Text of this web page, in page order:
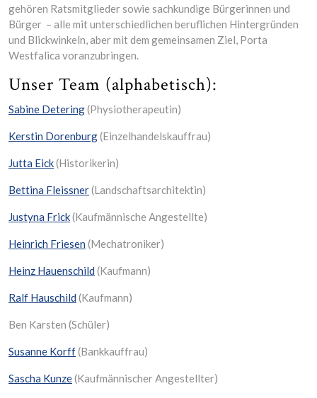
gehören Ratsmitglieder sowie sachkundige Bürgerinnen und
Bürger – alle mit unterschiedlichen beruflichen Hintergründen
und Blickwinkeln, aber mit dem gemeinsamen Ziel, Porta
Westfalica voranzubringen.
Unser Team (alphabetisch):
Sabine Detering(Physiotherapeutin)
Kerstin Dorenburg(Einzelhandelskauffrau)
Jutta Eick(Historikerin)
Bettina Fleissner(Landschaftsarchitektin)
Justyna Frick(Kaufmännische Angestellte)
Heinrich Friesen (Mechatroniker)
Heinz Hauenschild (Kaufmann)
Ralf Hauschild (Kaufmann)
Ben Karsten (Schüler)
Susanne Korff(Bankkauffrau)
Sascha Kunze(Kaufmännischer Angestellter)